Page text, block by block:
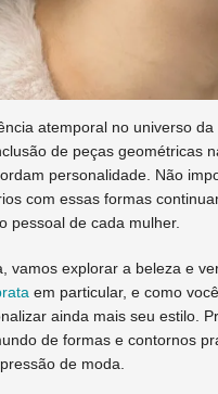
atemporal no universo da
de peças geométricas
personalidade. Não
com essas formas
pessoal de cada mulher.
vamos explorar a beleza e
em particular, e como
ainda mais seu estilo.
de formas e contornos
de moda.